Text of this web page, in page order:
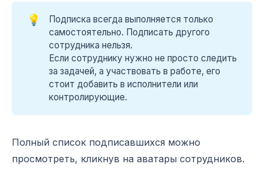
💡
Подписка всегда выполняется только
самостоятельно. Подписать другого
сотрудника нельзя.
Если сотруднику нужно не просто следить
за задачей, а участвовать в работе, его
стоит добавить в исполнители или
контролирующие.
Полный список подписавшихся можно
просмотреть, кликнув на аватары сотрудников.